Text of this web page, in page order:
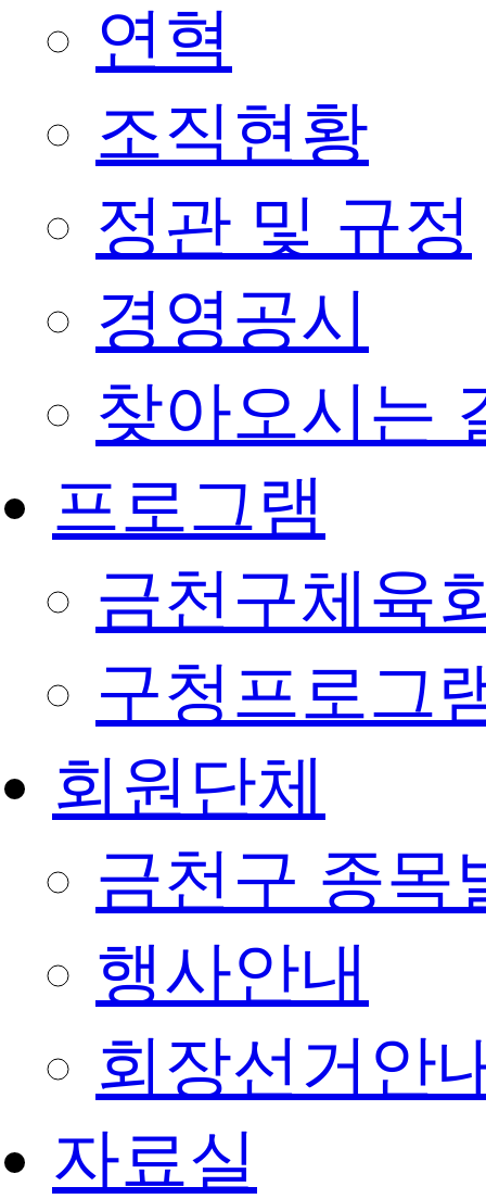
연혁
조직현황
정관 및 규정
경영공시
찾아오시는
프로그램
금천구체육
구청프로그
회원단체
금천구 종목
행사안내
회장선거안
자료실